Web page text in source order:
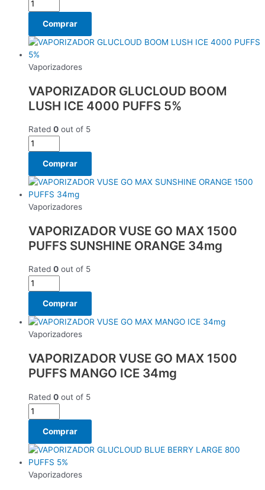
Comprar
Vaporizadores
VAPORIZADOR GLUCLOUD BOOM
LUSH ICE 4000 PUFFS 5%
Rated 0 out of 5
Comprar
Vaporizadores
VAPORIZADOR VUSE GO MAX 1500
PUFFS SUNSHINE ORANGE 34mg
Rated 0 out of 5
Comprar
Vaporizadores
VAPORIZADOR VUSE GO MAX 1500
PUFFS MANGO ICE 34mg
Rated 0 out of 5
Comprar
Vaporizadores